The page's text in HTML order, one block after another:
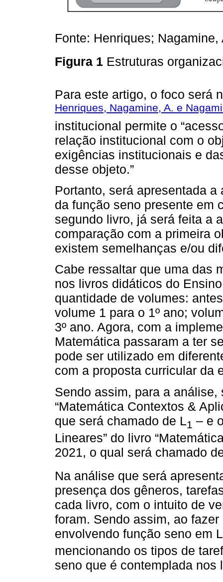
Fonte: Henriques;
Figura 1 Estruturas
Para este artigo, o foco será
Henriques, Nagamine, A. e
institucional permite o
relação institucional com o
exigências institucionais e
desse objeto.”
Portanto, será apresentada
da função seno presente em
segundo livro, já será feita a
comparação com a primeira
existem semelhanças e/ou
Cabe ressaltar que uma das
nos livros didáticos do
quantidade de volumes:
volume 1 para o 1º ano;
3º ano. Agora, com a
Matemática passaram a ter
pode ser utilizado em
com a proposta curricular da
Sendo assim, para a
“Matemática Contextos &
que será chamado de L 1 – e
Lineares” do livro
2021, o qual será chamado
Na análise que será
presença dos gêneros,
cada livro, com o intuito de
foram. Sendo assim, ao
envolvendo função seno em L
mencionando os tipos de
seno que é contemplada nos